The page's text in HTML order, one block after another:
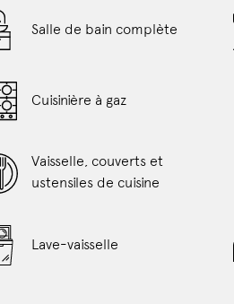
Salle de bain complète
Cuisinière à gaz
Vaisselle, couverts et
ustensiles de cuisine
Lave-vaisselle